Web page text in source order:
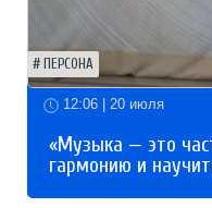
ПЕРСОНА
12:06 | 20 июля
«Музыка — это
гармонию и